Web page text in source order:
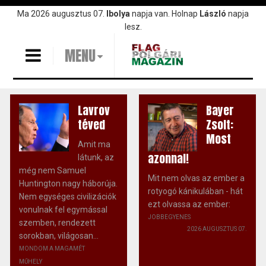
UgrásMa 2026 augusztus 07. Ibolya napja van. Holnap László napja
lesz.
MENU
Lavrov
téved
Amit ma
látunk, az
még nem Samuel
Huntington nagy háborúja.
Nem egységes civilizációk
vonulnak fel egymással
szemben, rendezett
sorokban, világosan...
MONDOM A MAGAMÉT
MŰHELY
Bayer
Zsolt:
Most
azonnal!
Mit nem olvas az ember a
rotyogó kánikulában - hát
ezt olvassa az ember:
JOBBEGYENES
2026 AUGUSZTUS 07.